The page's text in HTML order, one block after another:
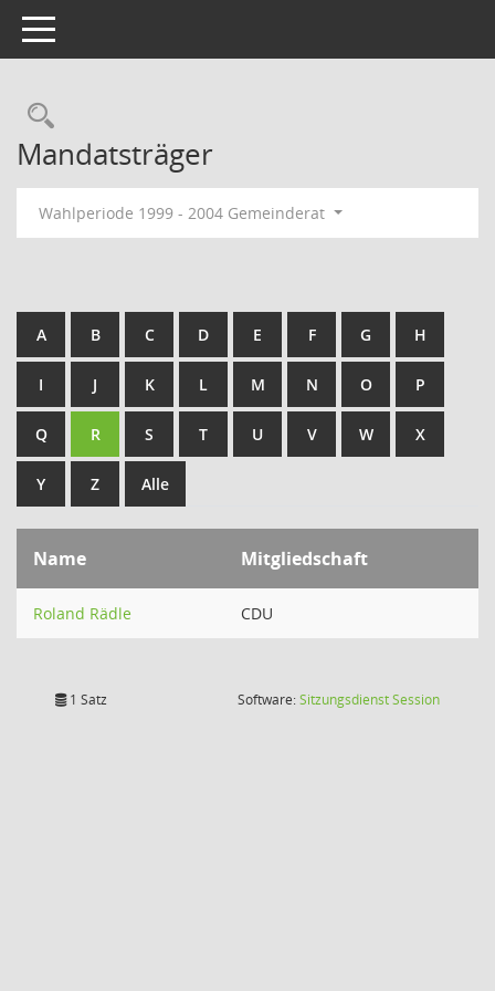
Toggle navigation
Rechercheauswahl
Mandatsträger
Wahlperiode 1999 - 2004 Gemeinderat
A B C D E F G H
I J K L M N O P
Q R S T U V W X
Y Z Alle
Name Mitgliedschaft
Roland Rädle CDU
1 Satz Software:SitzungsdienstSession(Wird in